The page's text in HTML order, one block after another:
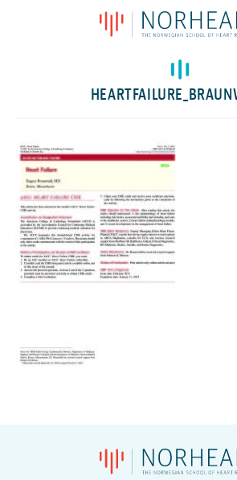
Latest news
Events
Contacts
About
Log In